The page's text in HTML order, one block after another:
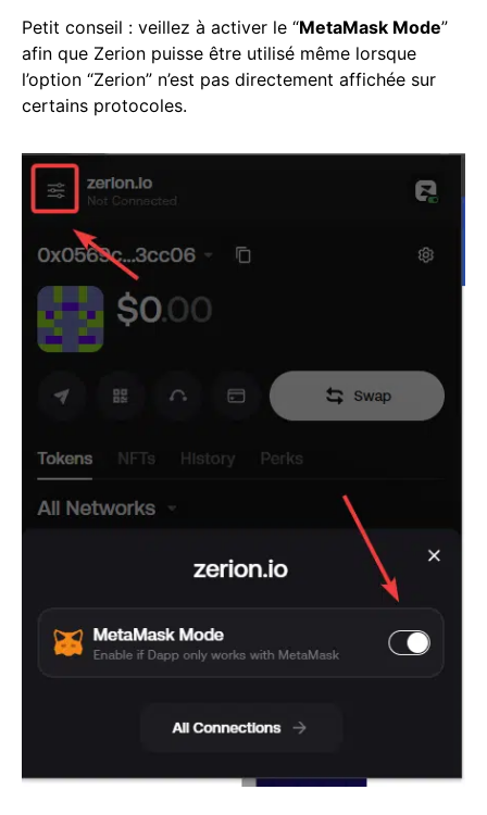
Petit conseil : veillez à activer le “MetaMask Mode”
afin que Zerion puisse être utilisé même lorsque
l’option “Zerion” n’est pas directement affichée sur
certains protocoles.